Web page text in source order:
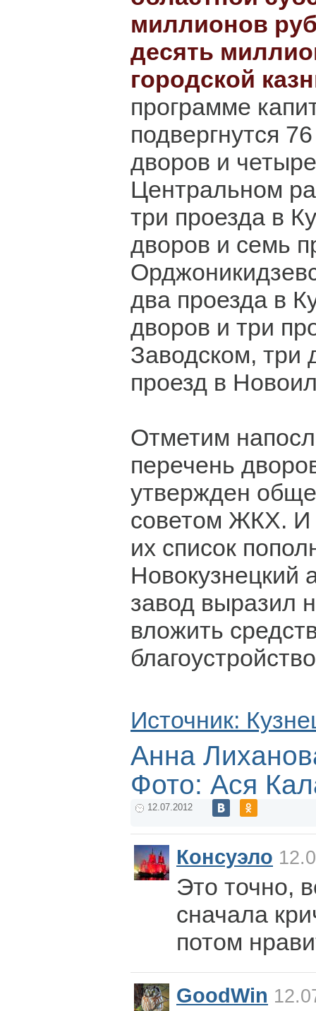
миллионов
десять
городской
программе
подвергнутся
дворов и
Центральном
три проезда в
дворов и семь
два проезда в
дворов и три
Заводском, три
проезд в
Отметим
перечень
утвержден
советом ЖКХ. И
их список
завод выразил
вложить
Источник:
Анна
Фото: Ася
12.07.2012
Консуэло
Это точно,
сначала
потом
GoodWin